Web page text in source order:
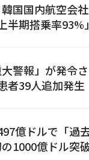
国国内航空会社
期搭乗率93%」
警報」が発令さ
者39人追加発生
億ドルで「過
1000億ドル突